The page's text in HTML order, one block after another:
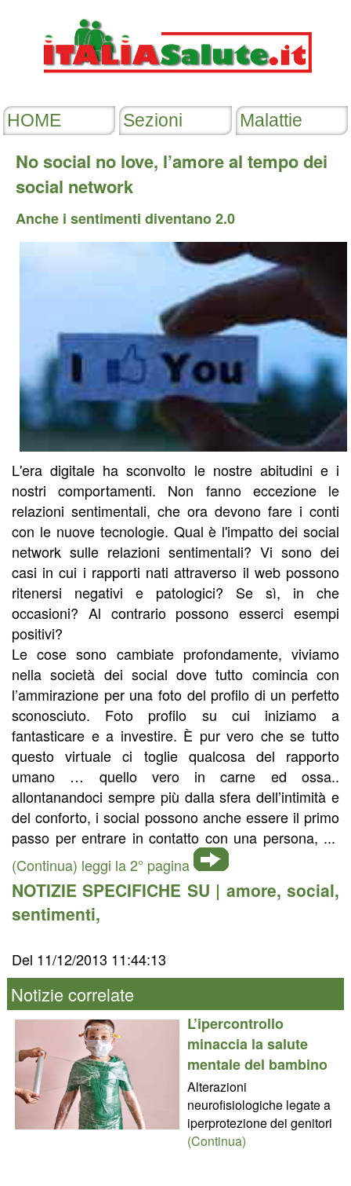
No social no love, l’amore al tempo dei
social network
Anche i sentimenti diventano 2.0
L'era digitale ha sconvolto le nostre abitudini e i
nostri comportamenti. Non fanno eccezione le
relazioni sentimentali, che ora devono fare i conti
con le nuove tecnologie. Qual è l'impatto dei social
network sulle relazioni sentimentali? Vi sono dei
casi in cui i rapporti nati attraverso il web possono
ritenersi negativi e patologici? Se sì, in che
occasioni? Al contrario possono esserci esempi
positivi?
Le cose sono cambiate profondamente, viviamo
nella società dei social dove tutto comincia con
l’ammirazione per una foto del profilo di un perfetto
sconosciuto. Foto profilo su cui iniziamo a
fantasticare e a investire. È pur vero che se tutto
questo virtuale ci toglie qualcosa del rapporto
umano … quello vero in carne ed ossa..
allontanandoci sempre più dalla sfera dell’intimità e
del conforto, i social possono anche essere il primo
passo per entrare in contatto con una persona, ...
(Continua) leggi la 2° pagina
NOTIZIE SPECIFICHE SU | amore,social,
sentimenti,
Del 11/12/2013 11:44:13
Notizie correlate
L’ipercontrollo
minaccia la salute
mentale del bambino
Alterazioni
neurofisiologiche legate a
iperprotezione dei genitori
(Continua)